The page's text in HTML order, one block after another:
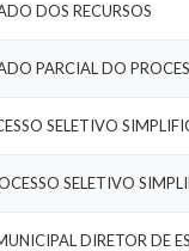
DOS RECURSOS
PARCIAL DO
SELETIVO
DIRETOR DE